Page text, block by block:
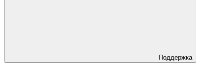
Поддержка